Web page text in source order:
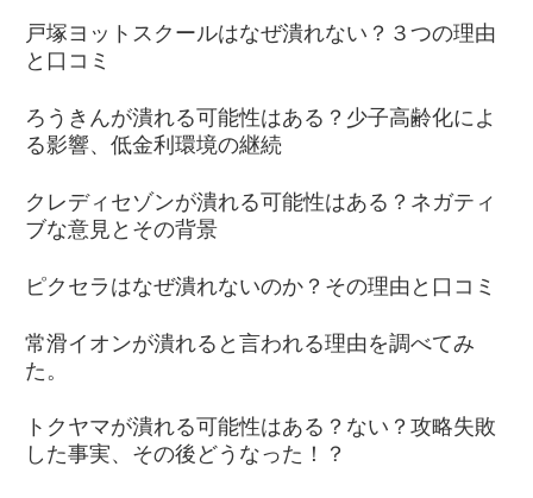
戸塚ヨットスクールはなぜ潰れない？３つの理由
と口コミ
ろうきんが潰れる可能性はある？少子高齢化によ
る影響、低金利環境の継続
クレディセゾンが潰れる可能性はある？ネガティ
ブな意見とその背景
ピクセラはなぜ潰れないのか？その理由と口コミ
常滑イオンが潰れると言われる理由を調べてみ
た。
トクヤマが潰れる可能性はある？ない？攻略失敗
した事実、その後どうなった！？